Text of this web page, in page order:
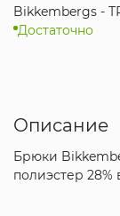
Bikkembergs -
Достаточно
Описание
Брюки
полиэстер 28%